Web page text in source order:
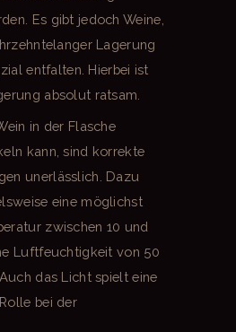
Es gibt jedoch Weine,
Lagerung
entfalten. Hierbei ist
absolut ratsam.
in der Flasche
kann, sind korrekte
unerlässlich. Dazu
eine möglichst
zwischen 10 und
Luftfeuchtigkeit von 50
das Licht spielt eine
bei der